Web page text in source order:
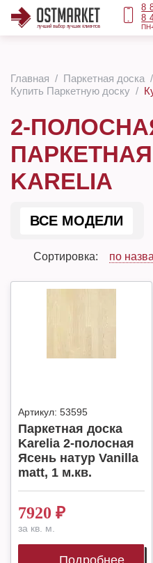
8
8
ПН-
Главная Паркетная доска
Купить Паркетную доску
2-
KARELIA
ВСЕ МОДЕЛИ
Сортировка: по
Артикул: 53595
Паркетная доска
Karelia 2-полосная
Ясень натур Vanilla
matt, 1 м.кв.
7920 ₽
за кв. м.
Подробнее